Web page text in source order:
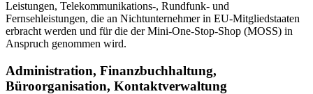
Leistungen, Telekommunikations-, Rundfunk- und
Fernsehleistungen, die an Nichtunternehmer in EU-Mitgliedstaaten
erbracht werden und für die der Mini-One-Stop-Shop (MOSS) in
Anspruch genommen wird.
Administration, Finanzbuchhaltung,
Büroorganisation, Kontaktverwaltung